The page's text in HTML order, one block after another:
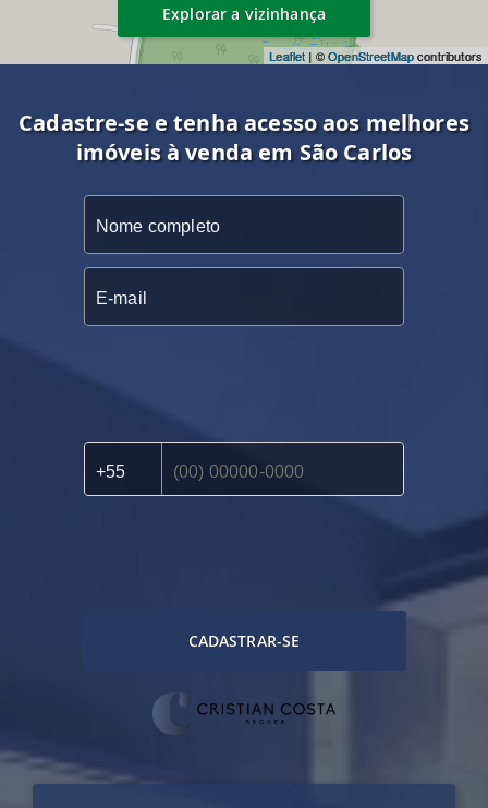
Leaflet | ©OpenStreetMapcontributors
Explorar a vizinhança
Cadastre-se e tenha acesso aos melhores
imóveis à venda em São Carlos
CADASTRAR-SE